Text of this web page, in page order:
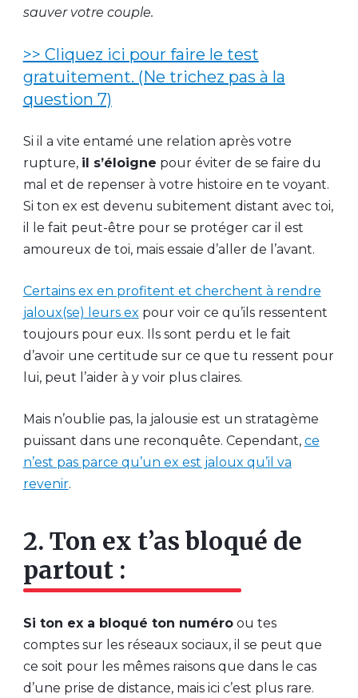
sauver votre couple.
>> Cliquez ici pour faire le test
gratuitement. (Ne trichez pas à la
question 7)
Si il a vite entamé une relation après votre
rupture, il s’éloigne pour éviter de se faire du
mal et de repenser à votre histoire en te voyant.
Si ton ex est devenu subitement distant avec toi,
il le fait peut-être pour se protéger car il est
amoureux de toi, mais essaie d’aller de l’avant.
Certains ex en profitent et cherchent à rendre
jaloux(se) leurs ex pour voir ce qu’ils ressentent
toujours pour eux. Ils sont perdu et le fait
d’avoir une certitude sur ce que tu ressent pour
lui, peut l’aider à y voir plus claires.
Mais n’oublie pas, la jalousie est un stratagème
puissant dans une reconquête. Cependant, ce
n’est pas parce qu’un ex est jaloux qu’il va
revenir.
2. Ton ex t’as bloqué de
partout :
Si ton ex a bloqué ton numéroou tes
comptes sur les réseaux sociaux, il se peut que
ce soit pour les mêmes raisons que dans le cas
d’une prise de distance, mais ici c’est plus rare.